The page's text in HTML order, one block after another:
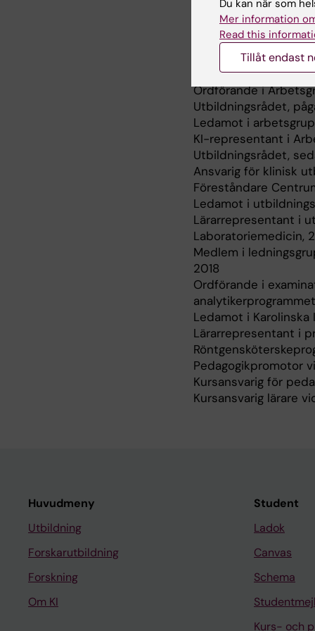
och
* Framtidens
* Utveckling av
* Utveckling av
Ordförande i
Utbildningsrådet,
Ledamot i
KI-representant i
Utbildningsrådet,
Ansvarig för klinisk
Föreståndare
Ledamot i
Lärarrepresentant i
Laboratoriemedicin,
Medlem i
2018
Ordförande i
Ledamot i
Lärarrepresentant i
Pedagogikpromotor
Kursansvarig för
Kursansvarig lärare
Huvudmeny
Utbildning
Forskarutbildning
Forskning
Om KI
Student
Ladok
Canvas
Schema
Kurs- och
Du kan när som
Mer information
Read this
Tillåt endast